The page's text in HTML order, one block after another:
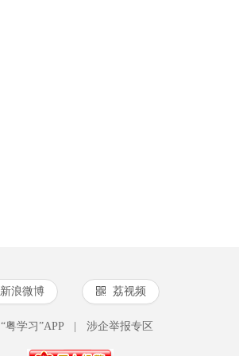
新浪微博 荔视频
“粤学习”APP 涉企举报专区